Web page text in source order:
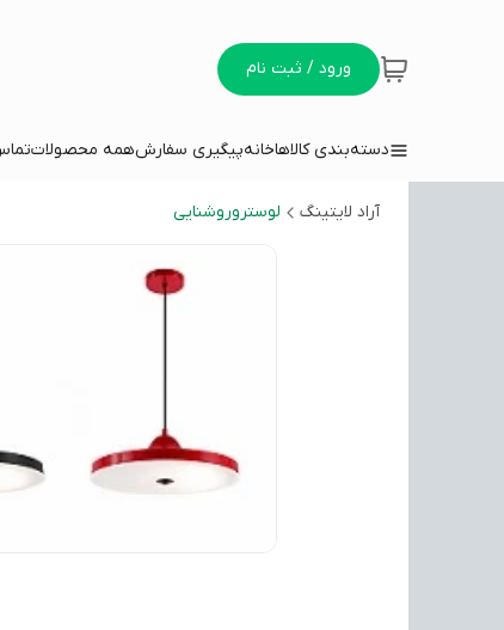
ورود / ثبت نام
دسته‌بندی کالاهاخانهپیگیری سفارشهمه محصولات
آراد لایتینگ لوستروروشنایی